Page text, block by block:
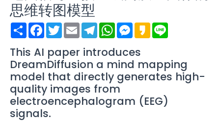
思维转图模型
S
h
r
e
F
a
e
b
o
o
T
w
t
t
e
r
E
m
T
e
e
g
r
a
m
W
h
t
s
A
p
p
M
e
s
e
n
g
e
K
a
This AI paper introduces
DreamDiffusion a mind mapping
model that directly generates high-
quality images from
electroencephalogram (EEG)
signals.